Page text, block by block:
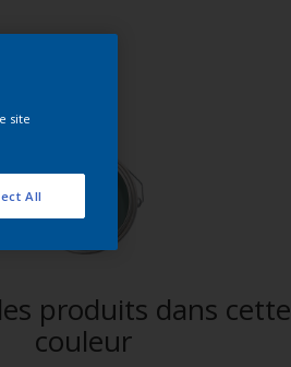
produits dans cette
couleur
site
All